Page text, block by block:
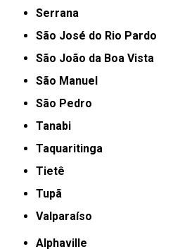
Serrana
São José do Rio Pardo
São João da Boa Vista
São Manuel
São Pedro
Tanabi
Taquaritinga
Tietê
Tupã
Valparaíso
Alphaville